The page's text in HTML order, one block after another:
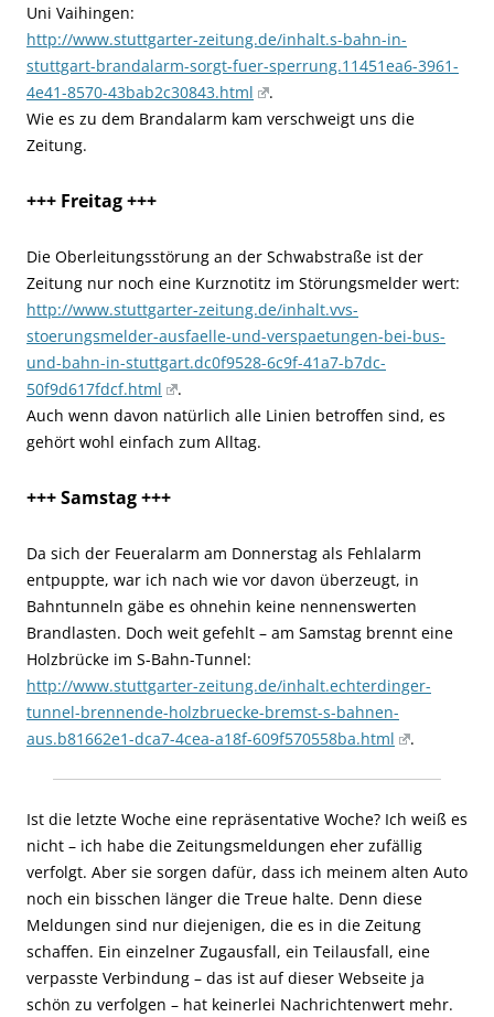
Uni Vaihingen:
http://www.stuttgarter-zeitung.de/inhalt.s-bahn-in-
stuttgart-brandalarm-sorgt-fuer-sperrung.11451ea6-3961-
4e41-8570-43bab2c30843.html
.
Wie es zu dem Brandalarm kam verschweigt uns die
Zeitung.
+++ Freitag +++
Die Oberleitungsstörung an der Schwabstraße ist der
Zeitung nur noch eine Kurznotitz im Störungsmelder wert:
http://www.stuttgarter-zeitung.de/inhalt.vvs-
stoerungsmelder-ausfaelle-und-verspaetungen-bei-bus-
und-bahn-in-stuttgart.dc0f9528-6c9f-41a7-b7dc-
50f9d617fdcf.html
.
Auch wenn davon natürlich alle Linien betroffen sind, es
gehört wohl einfach zum Alltag.
+++ Samstag +++
Da sich der Feueralarm am Donnerstag als Fehlalarm
entpuppte, war ich nach wie vor davon überzeugt, in
Bahntunneln gäbe es ohnehin keine nennenswerten
Brandlasten. Doch weit gefehlt – am Samstag brennt eine
Holzbrücke im S-Bahn-Tunnel:
http://www.stuttgarter-zeitung.de/inhalt.echterdinger-
tunnel-brennende-holzbruecke-bremst-s-bahnen-
aus.b81662e1-dca7-4cea-a18f-609f570558ba.html
.
Ist die letzte Woche eine repräsentative Woche? Ich weiß es
nicht – ich habe die Zeitungsmeldungen eher zufällig
verfolgt. Aber sie sorgen dafür, dass ich meinem alten Auto
noch ein bisschen länger die Treue halte. Denn diese
Meldungen sind nur diejenigen, die es in die Zeitung
schaffen. Ein einzelner Zugausfall, ein Teilausfall, eine
verpasste Verbindung – das ist auf dieser Webseite ja
schön zu verfolgen – hat keinerlei Nachrichtenwert mehr.